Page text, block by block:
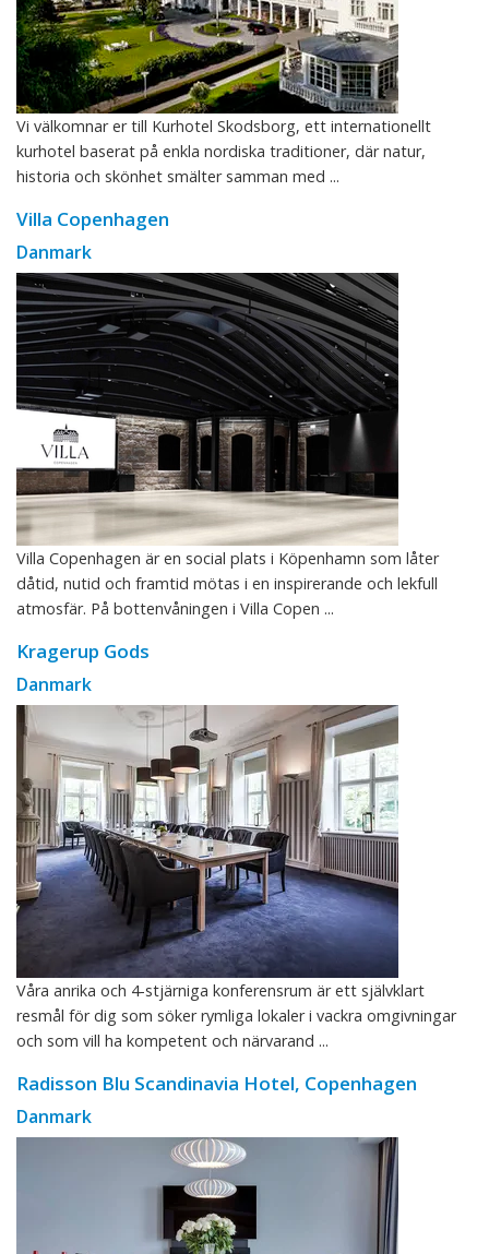
Vi välkomnar er till Kurhotel Skodsborg, ett internationellt
kurhotel baserat på enkla nordiska traditioner, där natur,
historia och skönhet smälter samman med ...
Villa Copenhagen
Danmark
Villa Copenhagen är en social plats i Köpenhamn som låter
dåtid, nutid och framtid mötas i en inspirerande och lekfull
atmosfär. På bottenvåningen i Villa Copen ...
Kragerup Gods
Danmark
Våra anrika och 4-stjärniga konferensrum är ett självklart
resmål för dig som söker rymliga lokaler i vackra omgivningar
och som vill ha kompetent och närvarand ...
Radisson Blu Scandinavia Hotel, Copenhagen
Danmark